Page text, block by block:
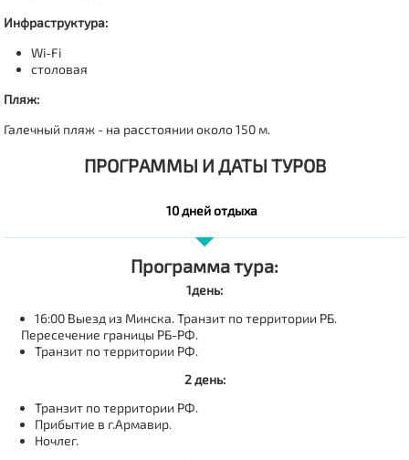
Инфраструктура:
Wi-Fi
столовая
Пляж:
Галечный пляж - на расстоянии около 150 м.
ПРОГРАММЫ И ДАТЫ ТУРОВ
10 дней отдыха
Программа тура:
1день:
16:00 Выезд из Минска. Транзит по территории РБ.
Пересечение границы РБ-РФ.
Транзит по территории РФ.
2 день:
Транзит по территории РФ.
Прибытие в г.Армавир.
Ночлег.